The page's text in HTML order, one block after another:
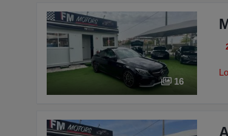
16